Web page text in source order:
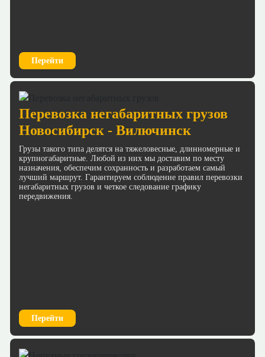
Перейти
Перевозка негабаритных грузов
Новосибирск - Вилючинск
Грузы такого типа делятся на тяжеловесные, длинномерные и
крупногабаритные. Любой из них мы доставим по месту
назначения, обеспечим сохранность и разработаем самый
лучший маршрут. Гарантируем соблюдение правил перевозки
негабаритных грузов и четкое следование графику
передвижения.
Перейти